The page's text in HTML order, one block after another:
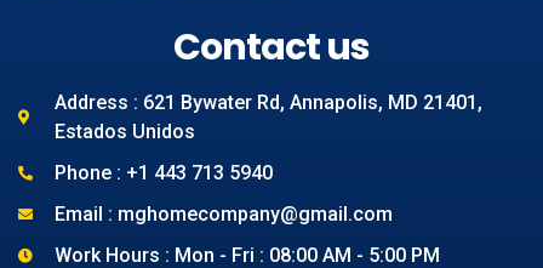
Contact us
Address : 621 Bywater Rd, Annapolis, MD 21401,
Estados Unidos
Phone : +1 443 713 5940
Email : mghomecompany@gmail.com
Work Hours : Mon - Fri : 08:00 AM - 5:00 PM